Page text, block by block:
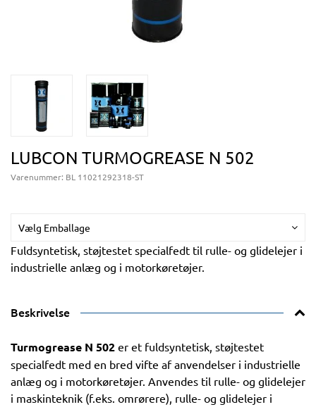
LUBCON TURMOGREASE N 502
Varenummer: BL 11021292318-ST
Vælg Emballage
Fuldsyntetisk, støjtestet specialfedt til rulle- og glidelejer i
industrielle anlæg og i motorkøretøjer.
Beskrivelse
Turmogrease N 502 er et fuldsyntetisk, støjtestet
specialfedt med en bred vifte af anvendelser i industrielle
anlæg og i motorkøretøjer. Anvendes til rulle- og glidelejer
i maskinteknik (f.eks. omrørere), rulle- og glidelejer i